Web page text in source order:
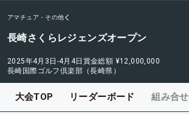
アマチュア・その他
長崎さくらレジェンズオープン
2025年4月3日-4月4日 賞金総額 ¥12,000,000
長崎国際ゴルフ倶楽部（長崎県）
大会TOP リーダーボード 組み合せ